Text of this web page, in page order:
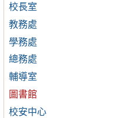
校長室
教務處
學務處
總務處
輔導室
圖書館
校安中心